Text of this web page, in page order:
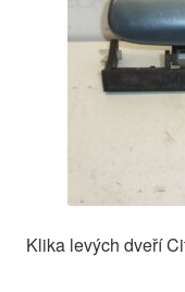
Klika levých dveří